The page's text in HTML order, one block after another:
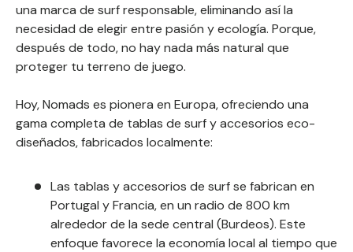
una marca de surf responsable, eliminando así la
necesidad de elegir entre pasión y ecología. Porque,
después de todo, no hay nada más natural que
proteger tu terreno de juego.
Hoy, Nomads es pionera en Europa, ofreciendo una
gama completa de tablas de surf y accesorios eco-
diseñados, fabricados localmente:
Las tablas y accesorios de surf se fabrican en
Portugal y Francia, en un radio de 800 km
alrededor de la sede central (Burdeos). Este
enfoque favorece la economía local al tiempo que